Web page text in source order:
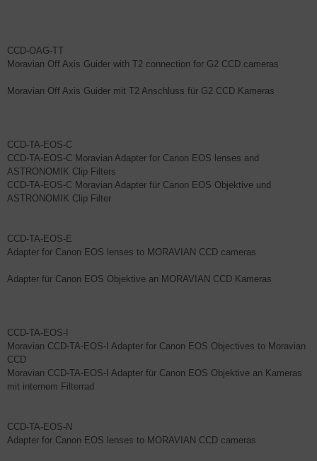
CCD-OAG-TT
Moravian Off Axis Guider with T2 connection for G2 CCD cameras
Moravian Off Axis Guider mit T2 Anschluss für G2 CCD Kameras
CCD-TA-EOS-C
CCD-TA-EOS-C Moravian Adapter for Canon EOS lenses and
ASTRONOMIK Clip Filters
CCD-TA-EOS-C Moravian Adapter für Canon EOS Objektive und
ASTRONOMIK Clip Filter
CCD-TA-EOS-E
Adapter for Canon EOS lenses to MORAVIAN CCD cameras
Adapter für Canon EOS Objektive an MORAVIAN CCD Kameras
CCD-TA-EOS-I
Moravian CCD-TA-EOS-I Adapter for Canon EOS Objectives to Moravian
CCD
Moravian CCD-TA-EOS-I Adapter für Canon EOS Objektive an Kameras
mit internem Filterrad
CCD-TA-EOS-N
Adapter for Canon EOS lenses to MORAVIAN CCD cameras